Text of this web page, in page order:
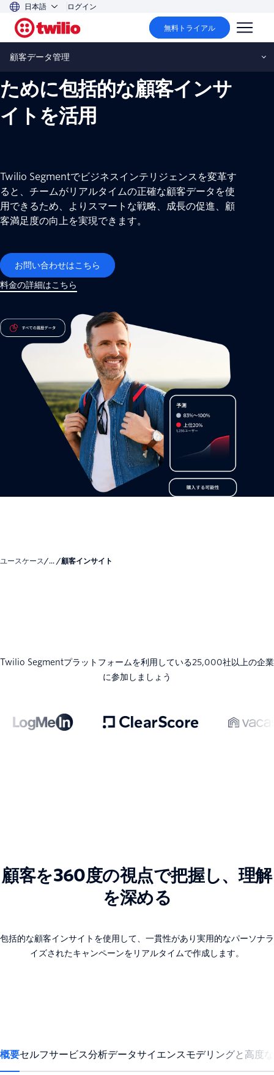
日本語 ログイン
無料トライアル
顧客データ管理
顧客データ管理
情報に基づいた意思決定の
ために包括的な顧客インサ
イトを活用
Twilio Segmentでビジネスインテリジェンスを変革す
ると、チームがリアルタイムの正確な顧客データを使
用できるため、よりスマートな戦略、成長の促進、顧
客満足度の向上を実現できます。
お問い合わせはこちら
料金の詳細はこちら
ユースケース/... / 顧客インサイト
Twilio Segmentプラットフォームを利用している25,000社以上の企業
に参加しましょう
顧客を360度の視点で把握し、理解
を深める
包括的な顧客インサイトを使用して、一貫性があり実用的なパーソナラ
イズされたキャンペーンをリアルタイムで作成します。
概要セルフサービス分析データサイエンスモデリングと高度